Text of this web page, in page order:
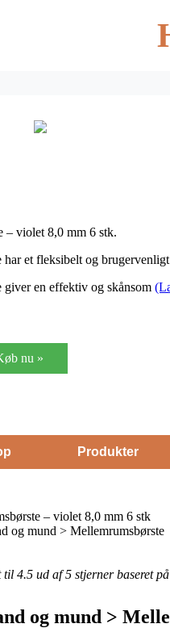
– violet 8,0 mm 6 stk.
et fleksibelt og
giver en effektiv og skånsom
nu »
Produkter
– violet 8,0 mm 6 stk
og mund > Mellemrumsbørste
til 4.5 ud af 5 stjerner baseret
og mund >